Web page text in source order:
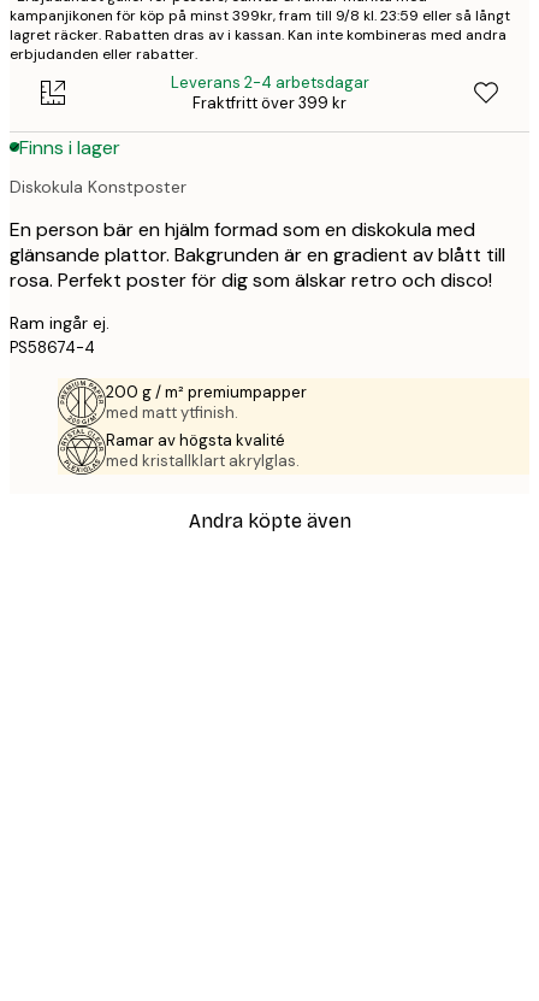
kampanjikonen för köp på minst 399kr, fram till 9/8 kl. 23:59 eller så långt
lagret räcker. Rabatten dras av i kassan. Kan inte kombineras med andra
erbjudanden eller rabatter.
Leverans 2-4 arbetsdagar
Fraktfritt över 399 kr
Finns i lager
Diskokula Konstposter
En person bär en hjälm formad som en diskokula med
glänsande plattor. Bakgrunden är en gradient av blått till
rosa. Perfekt poster för dig som älskar retro och disco!
Ram ingår ej.
PS58674-4
200 g / m² premiumpapper
med matt ytfinish.
Ramar av högsta kvalité
med kristallklart akrylglas.
Andra köpte även